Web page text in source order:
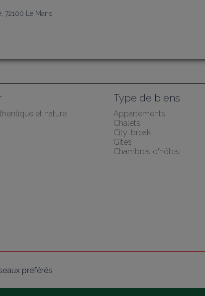
72100 Le Mans
et nature
Type de biens
Appartements
Chalets
City-break
Gîtes
Chambres d'hôtes
préférés